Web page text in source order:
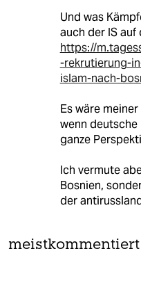
Und was
auch der IS auf
https://
-rekrutierung-
islam-nach-
Es wäre
wenn
ganze
Ich vermute
Bosnien,
der
meistkommentiert